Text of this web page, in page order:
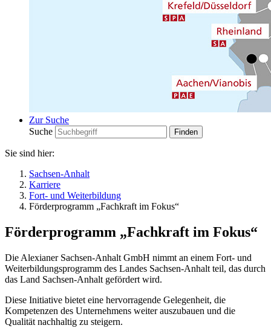
Zur Suche
Suche
Sie sind hier:
Sachsen-Anhalt
Karriere
Fort- und Weiterbildung
Förderprogramm „Fachkraft im Fokus“
Förderprogramm „Fachkraft im Fokus“
Die Alexianer Sachsen-Anhalt GmbH nimmt an einem Fort- und
Weiterbildungsprogramm des Landes Sachsen-Anhalt teil, das durch
das Land Sachsen-Anhalt gefördert wird.
Diese Initiative bietet eine hervorragende Gelegenheit, die
Kompetenzen des Unternehmens weiter auszubauen und die
Qualität nachhaltig zu steigern.